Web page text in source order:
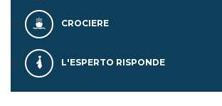
CROCIERE
L'ESPERTO RISPONDE